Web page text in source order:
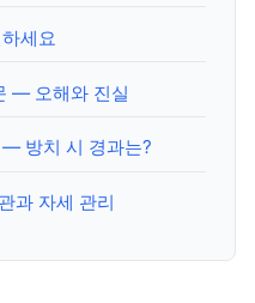
세요
— 오해와 진실
방치 시 경과는?
과 자세 관리